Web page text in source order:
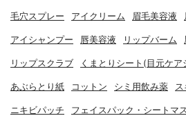
毛穴スプレー アイクリーム 眉毛美容液
アイシャンプー 唇美容液 リップバーム
リップスクラブ くまとりシート(目元ケ
あぶらとり紙 コットン シミ用飲み薬
ニキビパッチ フェイスパック・シートマ